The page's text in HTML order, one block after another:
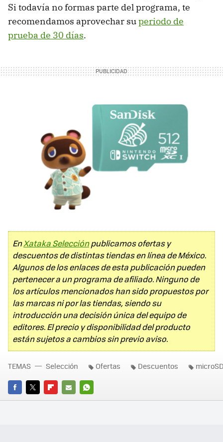
Si todavía no formas parte del programa, te
recomendamos aprovechar superiodo de
prueba de 30 días.
EnXataka Selecciónpublicamos ofertas y
descuentos de distintas tiendas en línea de México.
Algunos de los enlaces de esta publicación pueden
pertenecer a un programa de afiliado. Ninguno de
los artículos mencionados han sido propuestos por
las marcas ni por las tiendas, siendo su
introducción una decisión única del equipo de
editores. El precio y disponibilidad del producto
están sujetos a cambios sin previo aviso.
FACEBOOK
TWITTERFLIPBOARD
E-
WHATSAPP
TEMAS Selección Ofertas Descuentos